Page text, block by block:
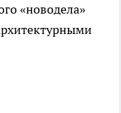
«новодела»